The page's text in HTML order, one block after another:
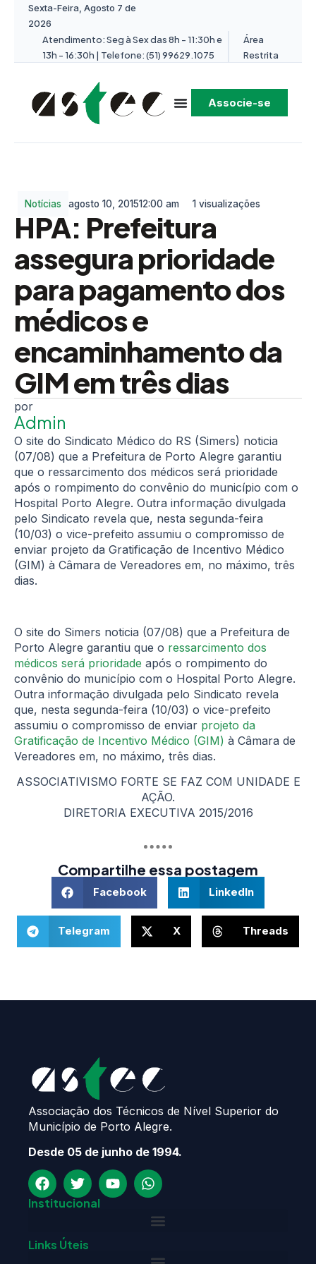
Sexta-Feira, Agosto 7 de
2026
Atendimento: Seg à Sex das 8h - 11:30h e
13h - 16:30h | Telefone: (51) 99629.1075
Área
Restrita
Associe-se
Notícias agosto 10, 201512:00 am 1 visualizações
HPA: Prefeitura
assegura prioridade
para pagamento dos
médicos e
encaminhamento da
GIM em três dias
Admin
O site do Sindicato Médico do RS (Simers) noticia
(07/08) que a Prefeitura de Porto Alegre garantiu
que o ressarcimento dos médicos será prioridade
após o rompimento do convênio do município com o
Hospital Porto Alegre. Outra informação divulgada
pelo Sindicato revela que, nesta segunda-feira
(10/03) o vice-prefeito assumiu o compromisso de
enviar projeto da Gratificação de Incentivo Médico
(GIM) à Câmara de Vereadores em, no máximo, três
dias.
O site do Simers noticia (07/08) que a Prefeitura de
Porto Alegre garantiu que o ressarcimento dos
médicos será prioridade após o rompimento do
convênio do município com o Hospital Porto Alegre.
Outra informação divulgada pelo Sindicato revela
que, nesta segunda-feira (10/03) o vice-prefeito
assumiu o compromisso de enviar projeto da
Gratificação de Incentivo Médico (GIM) à Câmara de
Vereadores em, no máximo, três dias.
ASSOCIATIVISMO FORTE SE FAZ COM UNIDADE E
AÇÃO.
DIRETORIA EXECUTIVA 2015/2016
Compartilhe essa postagem
Facebook LinkedIn
Telegram X Threads
Associação dos Técnicos de Nível Superior do
Município de Porto Alegre.
Desde 05 de junho de 1994.
Institucional
Links Úteis